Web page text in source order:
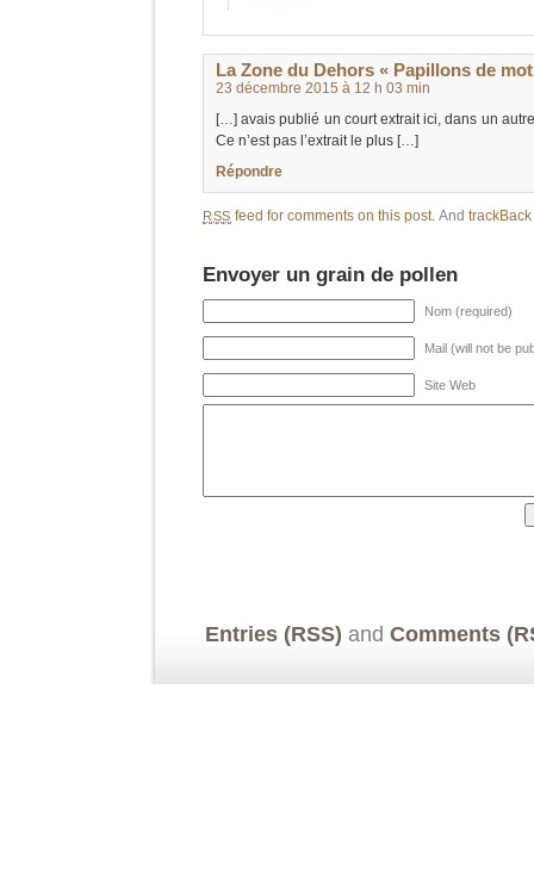
La Zone du Dehors « Papillons de
23 décembre 2015 à 12 h 03 min
[…] avais publié un court extrait ici, dans un
Ce n’est pas l’extrait le plus […]
Répondre
RSS feed for comments on this post. And
Envoyer un grain de pollen
Nom (required)
Mail (will not be
Site Web
Entries (RSS) and Comments